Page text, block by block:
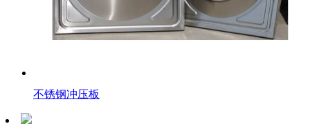
不锈钢冲压板